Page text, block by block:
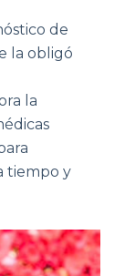
de
la obligó
la
tiempo y